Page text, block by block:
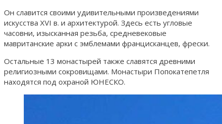
Он славится своими удивительными произведениями
искусства XVI в. и архитектурой. Здесь есть угловые
часовни, изысканная резьба, средневековые
мавританские арки с эмблемами францисканцев, фрески.
Остальные 13 монастырей также славятся древними
религиозными сокровищами. Монастыри Попокатепетля
находятся под охраной ЮНЕСКО.